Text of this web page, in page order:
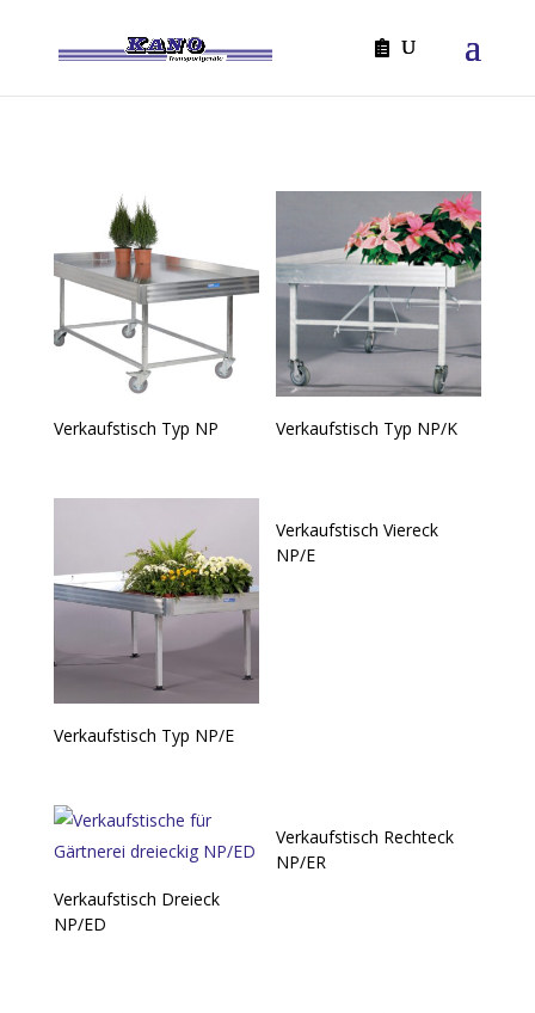
Verkaufstisch Typ NP Verkaufstisch Typ NP/K
Verkaufstisch Typ NP/E
Verkaufstisch Viereck
NP/E
Verkaufstisch Dreieck
NP/ED
Verkaufstisch Rechteck
NP/ER